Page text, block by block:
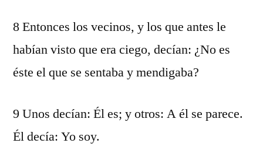
8 Entonces los vecinos, y los que antes le
habían visto que era ciego, decían: ¿No es
éste el que se sentaba y mendigaba?
9 Unos decían: Él es; y otros: A él se parece.
Él decía: Yo soy.